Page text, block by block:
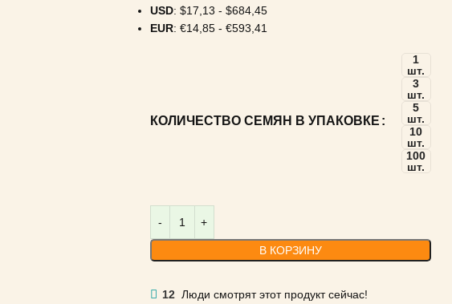
USD: $17,13 - $684,45
EUR: €14,85- €593,41
КОЛИЧЕСТВО СЕМЯН В УПАКОВКЕ
1
шт.
3
шт.
5
шт.
10
шт.
100
шт.
В КОРЗИНУ
12 Люди смотрят этот продукт сейчас!